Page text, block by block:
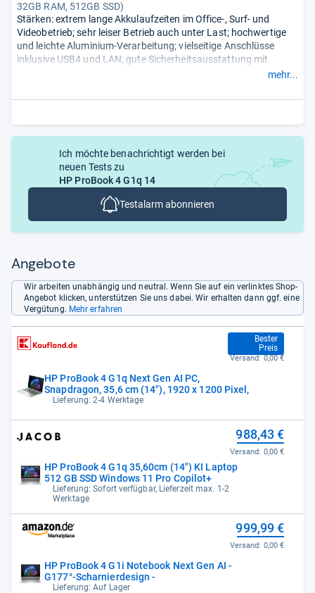
32GB RAM, 512GB SSD)
Stärken: extrem lange Akkulaufzeiten im Office-, Surf- und
Videobetrieb; sehr leiser Betrieb auch unter Last; hochwertige
und leichte Aluminium-Verarbeitung; vielseitige Anschlüsse
inklusive USB4 und LAN; gute Sicherheitsausstattung mit
mäßiger Helligkeit; Lautsprecher klanglich durchschnittlich und
Alltagsniveau.- Zusammengefasst durch unsere Redaktion.
mehr...
Ich möchte benachrichtigt werden bei
neuen Tests zu
HP ProBook 4 G1q 14
Testalarm abonnieren
Angebote
Wir arbeiten unabhängig und neutral. Wenn Sie auf ein verlinktes Shop-
Angebot klicken, unterstützen Sie uns dabei. Wir erhalten dann ggf. eine
Vergütung. Mehr erfahren
HP ProBook 4 G1q Next Gen AI PC,
Snapdragon, 35,6 cm (14"), 1920 x 1200 Pixel,
Lieferung: 2-4 Werktage
Bester
Preis
914,00 €
Versand: 0,00 €
HP ProBook 4 G1q 35,60cm (14") KI Laptop
512 GB SSD Windows 11 Pro Copilot+
Lieferung: Sofort verfügbar, Lieferzeit max. 1-2
Werktage
988,43 €
Versand: 0,00 €
HP ProBook 4 G1i Notebook Next Gen AI -
G177°-Scharnierdesign -
Lieferung: Auf Lager
999,99 €
Versand: 0,00 €